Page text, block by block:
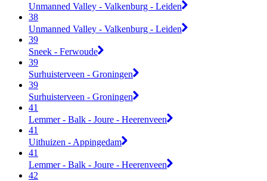
Unmanned Valley - Valkenburg - Leiden
38
Unmanned Valley - Valkenburg - Leiden
39
Sneek - Ferwoude
39
Surhuisterveen - Groningen
39
Surhuisterveen - Groningen
41
Lemmer - Balk - Joure - Heerenveen
41
Uithuizen - Appingedam
41
Lemmer - Balk - Joure - Heerenveen
42